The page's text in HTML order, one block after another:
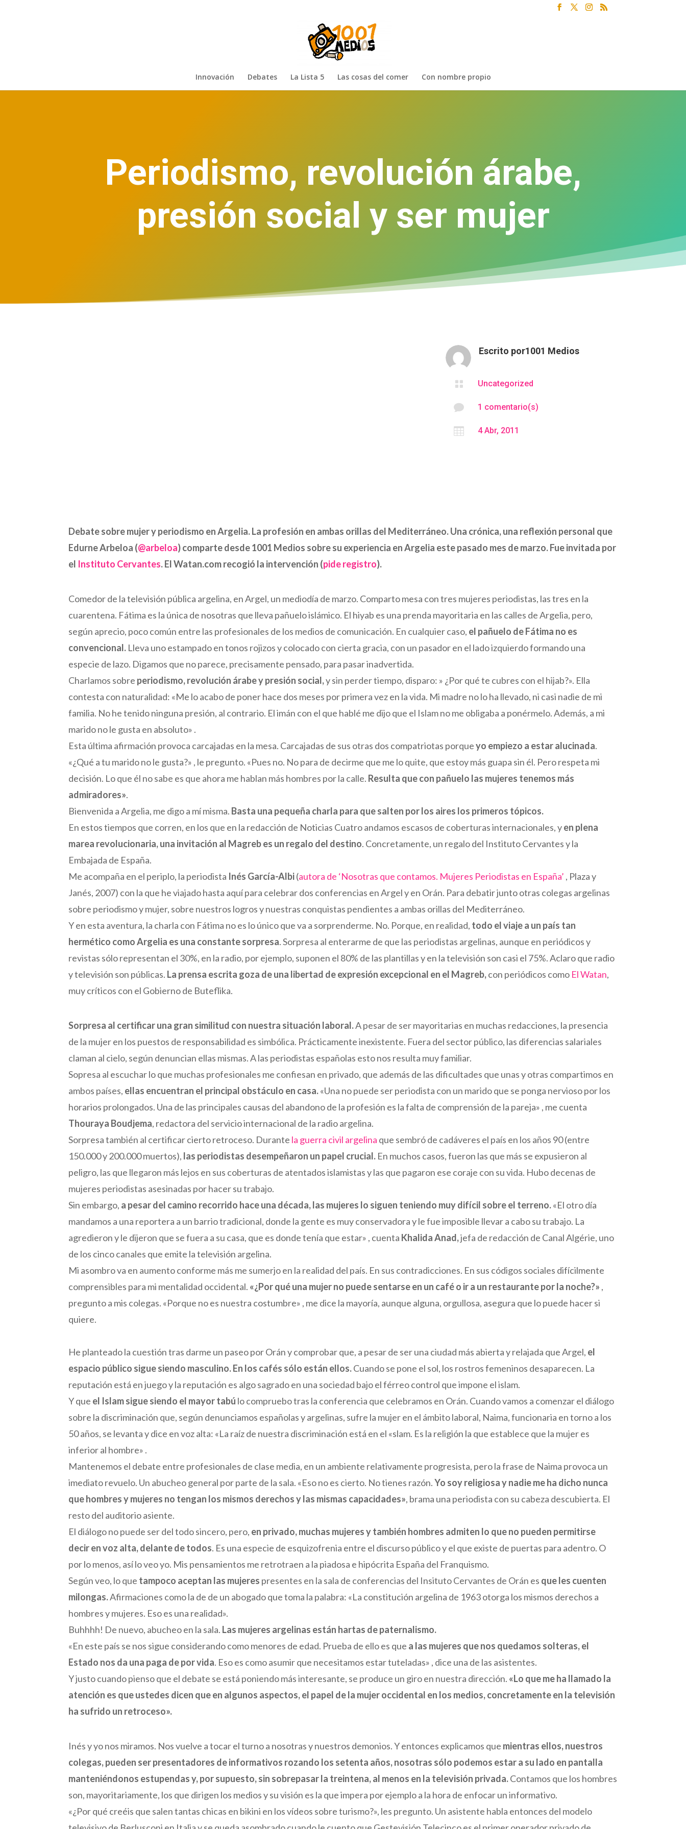
Innovación Debates La Lista 5 Las cosas del comer Con nombre propio
Periodismo, revolución árabe,
presión social y ser mujer
Escrito por1001 Medios
 Uncategorized
 1 comentario(s)
 4 Abr, 2011
Debate sobre mujer y periodismo en Argelia. La profesión en ambas orillas del Mediterráneo. Una crónica, una reflexión personal que
Edurne Arbeloa (@arbeloa) comparte desde 1001 Medios sobre su experiencia en Argelia este pasado mes de marzo. Fue invitada por
el Instituto Cervantes. El Watan.com recogió la intervención (pide registro).
Comedor de la televisión pública argelina, en Argel, un mediodía de marzo. Comparto mesa con tres mujeres periodistas, las tres en la
cuarentena. Fátima es la única de nosotras que lleva pañuelo islámico. El hiyab es una prenda mayoritaria en las calles de Argelia, pero,
según aprecio, poco común entre las profesionales de los medios de comunicación. En cualquier caso, el pañuelo de Fátima no es
convencional. Lleva uno estampado en tonos rojizos y colocado con cierta gracia, con un pasador en el lado izquierdo formando una
especie de lazo. Digamos que no parece, precisamente pensado, para pasar inadvertida.
Charlamos sobre periodismo, revolución árabe y presión social,y sin perder tiempo, disparo: » ¿Por qué te cubres con el hijab?». Ella
contesta con naturalidad: «Me lo acabo de poner hace dos meses por primera vez en la vida. Mi madre no lo ha llevado, ni casi nadie de mi
familia. No he tenido ninguna presión, al contrario. El imán con el que hablé me dijo que el Islam no me obligaba a ponérmelo. Además, a mi
marido no le gusta en absoluto» .
Esta última afirmación provoca carcajadas en la mesa. Carcajadas de sus otras dos compatriotas porqueyo empiezo a estar alucinada.
«¿Qué a tu marido no le gusta?» , le pregunto. «Pues no. No para de decirme que me lo quite, que estoy más guapa sin él. Pero respeta mi
decisión. Lo que él no sabe es que ahora me hablan más hombres por la calle. Resulta que con pañuelo las mujeres tenemos más
admiradores».
Bienvenida a Argelia, me digo a mí misma. Basta una pequeña charla para que salten por los aires los primeros tópicos.
En estos tiempos que corren, en los que en la redacción de Noticias Cuatro andamos escasos de coberturas internacionales, yen plena
marea revolucionaria, una invitación al Magreb es un regalo del destino. Concretamente, un regalo del Instituto Cervantes y la
Embajada de España.
Me acompaña en el periplo, la periodista Inés García-Albi(autora de ‘Nosotras que contamos. Mujeres Periodistas en España’ , Plaza y
Janés, 2007) con la que he viajado hasta aquí para celebrar dos conferencias en Argel y en Orán. Para debatir junto otras colegas argelinas
sobre periodismo y mujer, sobre nuestros logros y nuestras conquistas pendientes a ambas orillas del Mediterráneo.
Y en esta aventura, la charla con Fátima no es lo único que va a sorprenderme. No. Porque, en realidad, todo el viaje a un país tan
hermético como Argelia es una constante sorpresa. Sorpresa al enterarme de que las periodistas argelinas, aunque en periódicos y
revistas sólo representan el 30%, en la radio, por ejemplo, suponen el 80% de las plantillas y en la televisión son casi el 75%. Aclaro que radio
y televisión son públicas. La prensa escrita goza de una libertad de expresión excepcional en el Magreb,con periódicos como El Watan,
muy críticos con el Gobierno de Buteflika.
Sorpresa al certificar una gran similitud con nuestra situación laboral.A pesar de ser mayoritarias en muchas redacciones, la presencia
de la mujer en los puestos de responsabilidad es simbólica. Prácticamente inexistente. Fuera del sector público, las diferencias salariales
claman al cielo, según denuncian ellas mismas. A las periodistas españolas esto nos resulta muy familiar.
Sopresa al escuchar lo que muchas profesionales me confiesan en privado, que además de las dificultades que unas y otras compartimos en
ambos países, ellas encuentran el principal obstáculo en casa.«Una no puede ser periodista con un marido que se ponga nervioso por los
horarios prolongados. Una de las principales causas del abandono de la profesión es la falta de comprensión de la pareja» , me cuenta
Thouraya Boudjema, redactora del servicio internacional de la radio argelina.
Sorpresa también al certificar cierto retroceso. Durante la guerra civil argelina que sembró de cadáveres el país en los años 90 (entre
150.000 y 200.000 muertos), las periodistas desempeñaron un papel crucial. En muchos casos, fueron las que más se expusieron al
peligro, las que llegaron más lejos en sus coberturas de atentados islamistas y las que pagaron ese coraje con su vida. Hubo decenas de
mujeres periodistas asesinadas por hacer su trabajo.
Sin embargo, a pesar del camino recorrido hace una década, las mujeres lo siguen teniendo muy difícil sobre el terreno.«El otro día
mandamos a una reportera a un barrio tradicional, donde la gente es muy conservadora y le fue imposible llevar a cabo su trabajo. La
agredieron y le dijeron que se fuera a su casa, que es donde tenía que estar» , cuenta Khalida Anad,jefa de redacción de Canal Algérie, uno
de los cinco canales que emite la televisión argelina.
Mi asombro va en aumento conforme más me sumerjo en la realidad del país. En sus contradicciones. En sus códigos sociales difícilmente
comprensibles para mi mentalidad occidental. «¿Por qué una mujer no puede sentarse en un café o ir a un restaurante por la noche?» ,
pregunto a mis colegas. «Porque no es nuestra costumbre» , me dice la mayoría, aunque alguna, orgullosa, asegura que lo puede hacer si
quiere.
He planteado la cuestión tras darme un paseo por Orán y comprobar que, a pesar de ser una ciudad más abierta y relajada que Argel, el
espacio público sigue siendo masculino. En los cafés sólo están ellos.Cuando se pone el sol, los rostros femeninos desaparecen. La
reputación está en juego y la reputación es algo sagrado en una sociedad bajo el férreo control que impone el islam.
Y que el Islam sigue siendo el mayor tabú lo compruebo tras la conferencia que celebramos en Orán. Cuando vamos a comenzar el diálogo
sobre la discriminación que, según denunciamos españolas y argelinas, sufre la mujer en el ámbito laboral, Naima, funcionaria en torno a los
50 años, se levanta y dice en voz alta: «La raíz de nuestra discriminación está en el «slam. Es la religión la que establece que la mujer es
inferior al hombre» .
Mantenemos el debate entre profesionales de clase media, en un ambiente relativamente progresista, pero la frase de Naima provoca un
imediato revuelo. Un abucheo general por parte de la sala. «Eso no es cierto. No tienes razón.Yo soy religiosa y nadie me ha dicho nunca
que hombres y mujeres no tengan los mismos derechos y las mismas capacidades», brama una periodista con su cabeza descubierta. El
resto del auditorio asiente.
El diálogo no puede ser del todo sincero, pero, en privado, muchas mujeres y también hombres admiten lo que no pueden permitirse
decir en voz alta, delante de todos. Es una especie de esquizofrenia entre el discurso público y el que existe de puertas para adentro. O
por lo menos, así lo veo yo. Mis pensamientos me retrotraen a la piadosa e hipócrita España del Franquismo.
Según veo, lo que tampoco aceptan las mujeres presentes en la sala de conferencias del Insituto Cervantes de Orán es que les cuenten
milongas.Afirmaciones como la de de un abogado que toma la palabra: «La constitución argelina de 1963 otorga los mismos derechos a
hombres y mujeres. Eso es una realidad».
Buhhhh! De nuevo, abucheo en la sala. Las mujeres argelinas están hartas de paternalismo.
«En este país se nos sigue considerando como menores de edad. Prueba de ello es que a las mujeres que nos quedamos solteras, el
Estado nos da una paga de por vida. Eso es como asumir que necesitamos estar tuteladas» , dice una de las asistentes.
Y justo cuando pienso que el debate se está poniendo más interesante, se produce un giro en nuestra dirección. «Lo que me ha llamado la
atención es que ustedes dicen que en algunos aspectos, el papel de la mujer occidental en los medios, concretamente en la televisión
ha sufrido un retroceso».
Inés y yo nos miramos. Nos vuelve a tocar el turno a nosotras y nuestros demonios. Y entonces explicamos que mientras ellos, nuestros
colegas, pueden ser presentadores de informativos rozando los setenta años, nosotras sólo podemos estar a su lado en pantalla
manteniéndonos estupendas y, por supuesto, sin sobrepasar la treintena, al menos en la televisión privada.Contamos que los hombres
son, mayoritariamente, los que dirigen los medios y su visión es la que impera por ejemplo a la hora de enfocar un informativo.
«¿Por qué creéis que salen tantas chicas en bikini en los vídeos sobre turismo?», les pregunto. Un asistente habla entonces del modelo